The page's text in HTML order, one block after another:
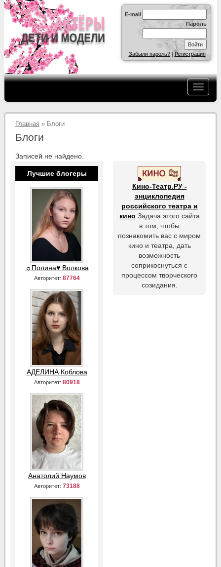
E-mail
Пароль
Забыли пароль?|Регистрация
Главная » Блоги
Блоги
Записей не найдено.
Лучшие блогеры
☼Полина♥ Волкова
Авторитет: 87764
АДЕЛИНА Коблова
Авторитет: 80918
Анатолий Наумов
Авторитет: 73188
Кино-Театр.РУ -
энциклопедия
российского театра и
кино Задача этого сайта
в том, чтобы
познакомить вас с миром
кино и театра, дать
возможность
соприкоснуться с
процессом творческого
созидания.